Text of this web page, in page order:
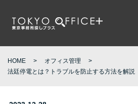
HOME
オフィス管理
法廷停電とは？トラブルを防止する方法を解説